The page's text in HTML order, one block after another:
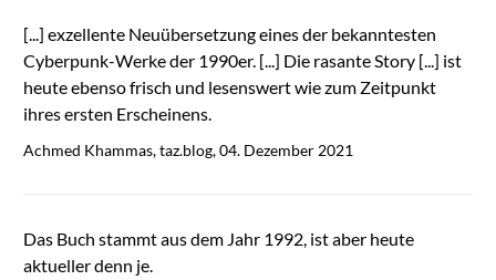
[...] exzellente Neuübersetzung eines der bekanntesten
Cyberpunk-Werke der 1990er. [...] Die rasante Story [...] ist
heute ebenso frisch und lesenswert wie zum Zeitpunkt
ihres ersten Erscheinens.
Achmed Khammas, taz.blog, 04. Dezember 2021
Das Buch stammt aus dem Jahr 1992, ist aber heute
aktueller denn je.